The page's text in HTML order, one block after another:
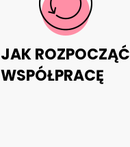
JAK ROZPOCZĄĆ
WSPÓŁPRACĘ